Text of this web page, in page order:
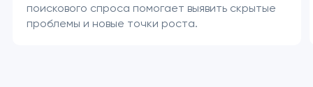
поискового спроса помогает выявить скрытые
проблемы и новые точки роста.